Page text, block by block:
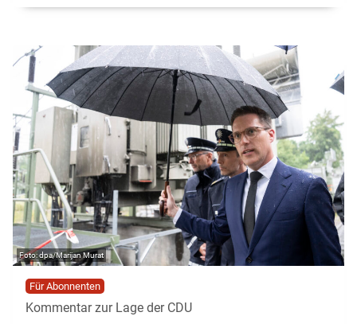
dpa/Marijan Murat
Für Abonnenten
Kommentar zur Lage der CDU